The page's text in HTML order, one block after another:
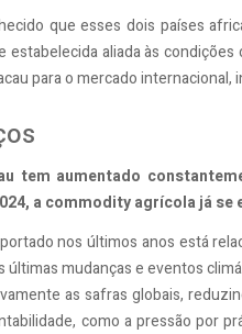
que esses dois países
aliada às
para o mercado internacional,
tem aumentado
a commodity agrícola já se
nos últimos anos está
mudanças e eventos
as safras globais,
como a pressão por